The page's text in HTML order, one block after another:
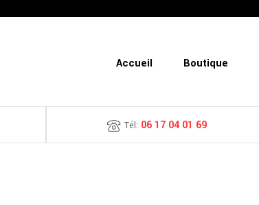
Accueil Boutique
Tél: 06 17 04 01 69